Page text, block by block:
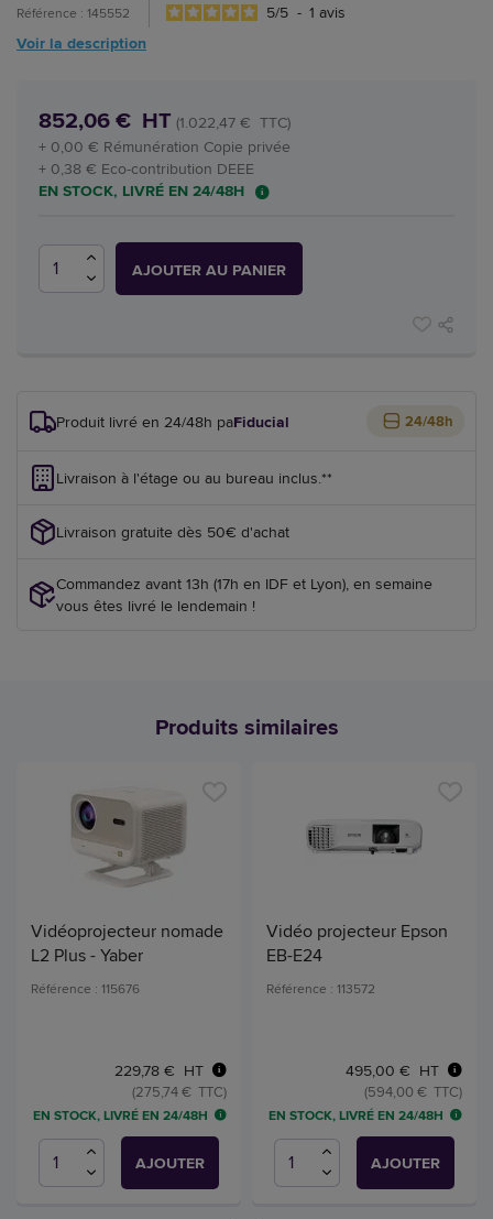
Référence : 145552 5/5 - 1 avis
Voir la description
852,06 € HT (1.022,47 € TTC)
+ 0,38 € Eco-contribution DEEE
+ 0,00 € Rémunération Copie privée
EN STOCK, LIVRÉ EN 24/48H
AJOUTER AU PANIER
Produit livré en 24/48h parFiducial 24/48h
Livraison à l'étage ou au bureau inclus.**
Livraison gratuite dès 50€ d'achat
Commandez avant 13h (17h en IDF et Lyon), en semaine
vous êtes livré le lendemain !
Produits similaires
Vidéoprojecteur nomade
L2 Plus - Yaber
Référence : 115676
229,78 € HT
(275,74 € TTC)
EN STOCK, LIVRÉ EN 24/48H
AJOUTER
Vidéo projecteur Epson
EB-E24
Référence : 113572
495,00 € HT
(594,00 € TTC)
EN STOCK, LIVRÉ EN 24/48H
AJOUTER